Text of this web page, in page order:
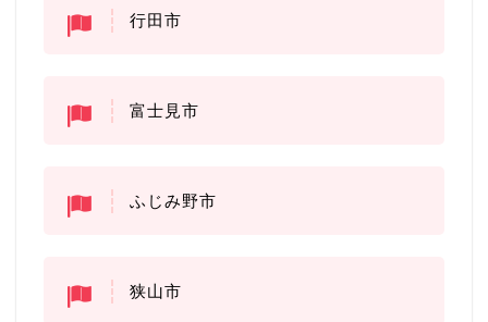
行田市
富士見市
ふじみ野市
狭山市